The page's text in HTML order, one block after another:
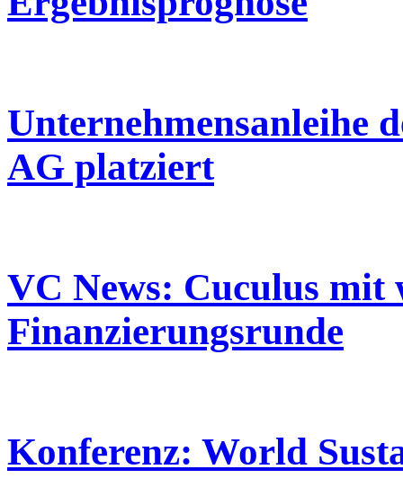
Unternehmensanleihe
AG platziert
VC News: Cuculus mit
Finanzierungsrunde
Konferenz: World